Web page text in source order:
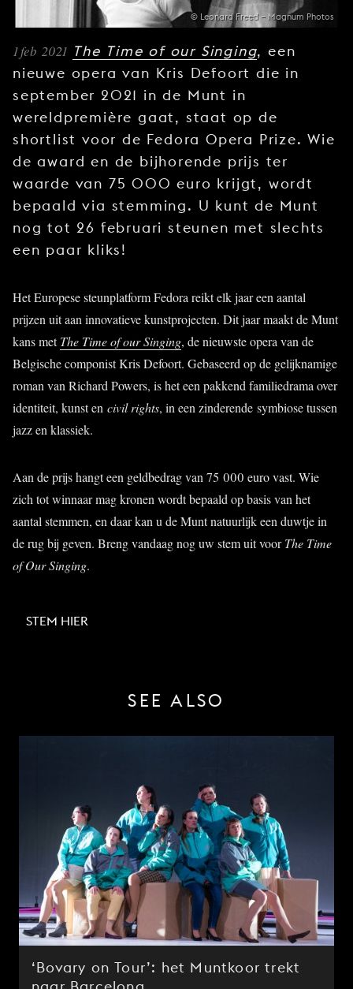
JONG
PUBLIEK
DE
MUNT
STEUN
ONS
© Leonard Freed – Magnum Photos
1 feb 2021 The Time of our Singing, een
nieuwe opera van Kris Defoort die in
september 2021 in de Munt in
wereldpremière gaat, staat op de
shortlist voor de Fedora Opera Prize. Wie
de award en de bijhorende prijs ter
waarde van 75 000 euro krijgt, wordt
bepaald via stemming. U kunt de Munt
nog tot 26 februari steunen met slechts
een paar kliks!
Het Europese steunplatform Fedora reikt elk jaar een aantal
prijzen uit aan innovatieve kunstprojecten. Dit jaar maakt de Munt
kans metThe Time of our Singing, de nieuwste opera van de
Belgische componistKris Defoort. Gebaseerd op de gelijknamige
roman van Richard Powers, is het een pakkend familiedrama over
identiteit, kunst en civil rights, in een zinderende symbiose tussen
jazz en klassiek.
Aan de prijs hangt een geldbedrag van 75 000 euro vast. Wie
zich tot winnaar mag kronen wordt bepaald op basis van het
aantal stemmen, en daar kan u de Munt natuurlijk een duwtje in
de rug bij geven. Breng vandaag nog uw stem uit voorThe Time
of Our Singing.
STEM HIER
SEE ALSO
‘Bovary on Tour’: het Muntkoor trekt